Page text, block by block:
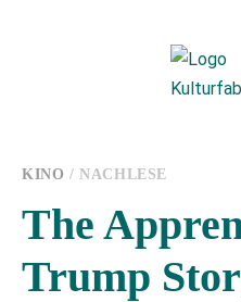
KINO / NACHLESE
The
Trump